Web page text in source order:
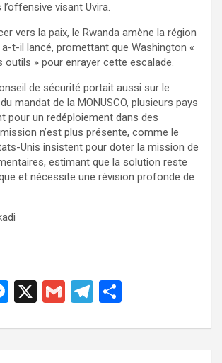
visant Uvira.
vers la paix, le Rwanda amène la région
a-t-il lancé, promettant que Washington «
outils » pour enrayer cette escalade.
de sécurité portait aussi sur le
mandat de la MONUSCO, plusieurs pays
pour un redéploiement dans des
n’est plus présente, comme le
Unis insistent pour doter la mission de
estimant que la solution reste
et nécessite une révision profonde de
M
se
X
G
ail
T
e
ta